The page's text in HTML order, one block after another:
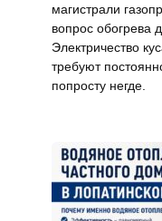
магистрали
вопрос обогрева
Электричество
требуют
попросту негде.